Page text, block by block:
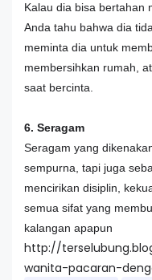
Kalau dia bisa bertahan
Anda tahu bahwa dia
meminta dia untuk
membersihkan rumah,
saat bercinta.
6. Seragam
Seragam yang
sempurna, tapi juga
mencirikan disiplin,
semua sifat yang
kalangan apapun
http://
wanita-pacaran-